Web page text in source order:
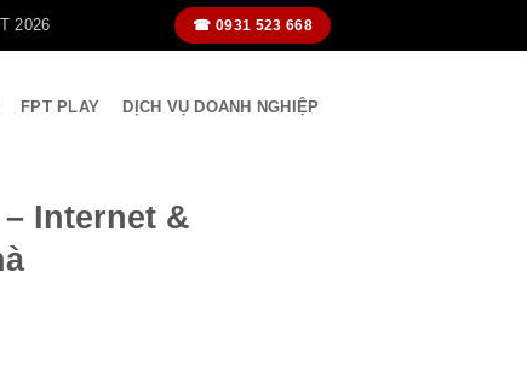
2026 ☎ 0931 523 668
FPT PLAY DỊCH VỤ DOANH NGHIỆP
Internet &